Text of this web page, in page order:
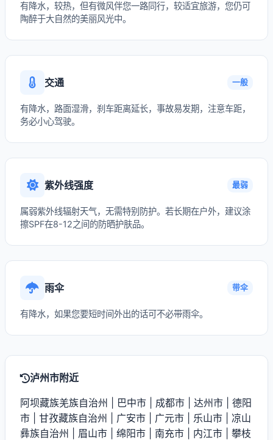
有降水，较热，但有微风伴您一路同行，较适宜旅游，您仍可
陶醉于大自然的美丽风光中。
交通 一般
有降水，路面湿滑，刹车距离延长，事故易发期，注意车距，
务必小心驾驶。
紫外线强度 最弱
属弱紫外线辐射天气，无需特别防护。若长期在户外，建议涂
擦SPF在8-12之间的防晒护肤品。
雨伞 带伞
有降水，如果您要短时间外出的话可不必带雨伞。
泸州市附近
阿坝藏族羌族自治州 巴中市 成都市 达州市
德阳
市
甘孜藏族自治州 广安市 广元市 乐山市
凉山
彝族自治州
眉山市 绵阳市 南充市 内江市
攀枝